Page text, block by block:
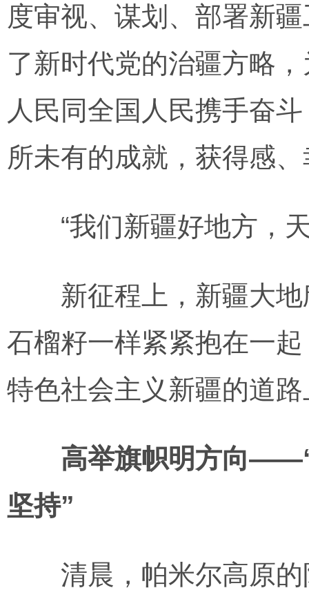
度审视、谋划、部署新
了新时代党的治疆方略
人民同全国人民携手奋
所未有的成就，获得感
“我们新疆好地方，
新征程上，新疆大地
石榴籽一样紧紧抱在一
特色社会主义新疆的道
高举旗帜明方向
坚持”
清晨，帕米尔高原的